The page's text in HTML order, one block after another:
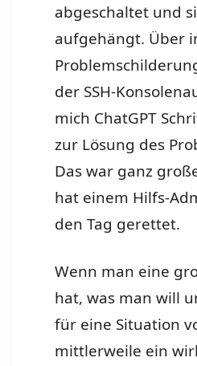
abgeschaltet und
aufgehängt. Über
der SSH-
mich ChatGPT
zur Lösung des
Das war ganz
hat einem Hilfs-
den Tag gerettet.
Wenn man eine
hat, was man will
für eine Situation
mittlerweile ein